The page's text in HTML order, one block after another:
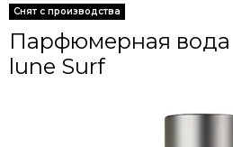
Снят с производства
Парфюмерная
lune Surf